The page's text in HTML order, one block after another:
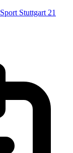
Sport Stuttgart 21